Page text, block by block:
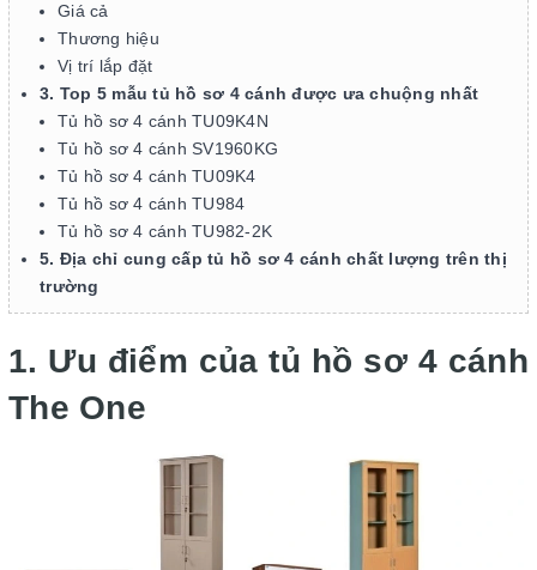
Giá cả
Thương hiệu
Vị trí lắp đặt
3. Top 5 mẫu tủ hồ sơ 4 cánh được ưa chuộng nhất
Tủ hồ sơ 4 cánh TU09K4N
Tủ hồ sơ 4 cánh SV1960KG
Tủ hồ sơ 4 cánh TU09K4
Tủ hồ sơ 4 cánh TU984
Tủ hồ sơ 4 cánh TU982-2K
5. Địa chỉ cung cấp tủ hồ sơ 4 cánh chất lượng trên thị
trường
1. Ưu điểm của tủ hồ sơ 4 cánh
The One